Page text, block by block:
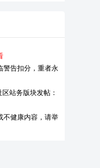
警告扣分，重者永
站务版块发帖：
不健康内容，请举